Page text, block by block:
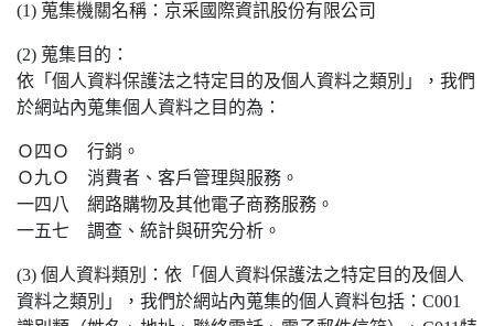
(1) 蒐集機關名稱：京采國際資訊股份有限公司
(2) 蒐集目的：
依「個人資料保護法之特定目的及個人資料之類別」，我們
於網站內蒐集個人資料之目的為：
Ｏ四Ｏ 行銷。
Ｏ九Ｏ 消費者、客戶管理與服務。
一四八 網路購物及其他電子商務服務。
一五七 調查、統計與研究分析。
(3) 個人資料類別：依「個人資料保護法之特定目的及個人
資料之類別」，我們於網站內蒐集的個人資料包括：C001